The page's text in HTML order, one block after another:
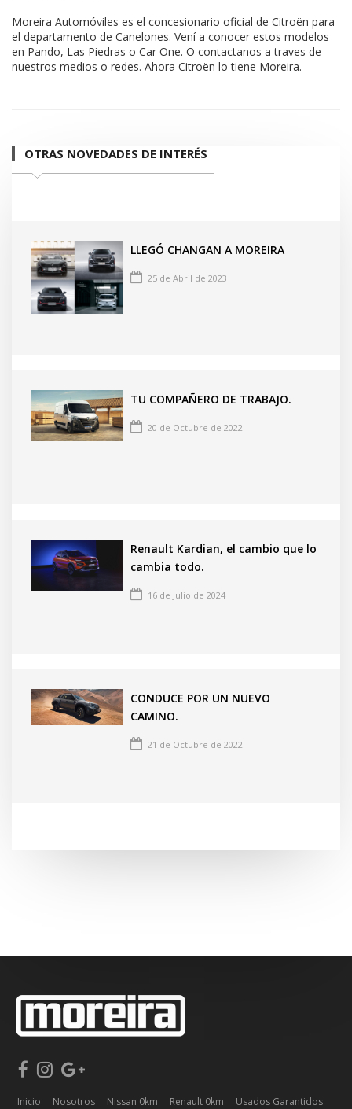
Moreira Automóviles es el concesionario oficial de Citroën para
el departamento de Canelones. Vení a conocer estos modelos
en Pando, Las Piedras o Car One. O contactanos a traves de
nuestros medios o redes. Ahora Citroën lo tiene Moreira.
OTRAS NOVEDADES DE INTERÉS
LLEGÓ CHANGAN A MOREIRA
25 de Abril de 2023
TU COMPAÑERO DE TRABAJO.
20 de Octubre de 2022
Renault Kardian, el cambio que lo
cambia todo.
16 de Julio de 2024
CONDUCE POR UN NUEVO
CAMINO.
21 de Octubre de 2022
Inicio Nosotros Nissan 0km Renault 0km Usados Garantidos